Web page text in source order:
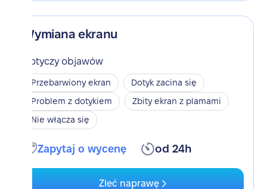
Wymiana ekranu
Dotyczy objawów
Przebarwiony ekran
Dotyk zacina się
Problem z dotykiem
Zbity ekran z plamami
Nie włącza się
Zapytaj o wycenę od 24h
Zleć naprawę